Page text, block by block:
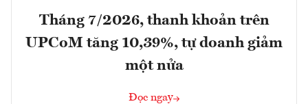
Tháng 7/2026, thanh khoản trên
UPCoM tăng 10,39%, tự doanh giảm
một nửa
Đọc ngay